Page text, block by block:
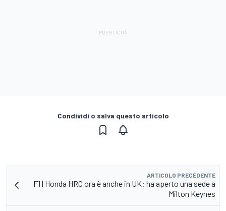
Condividi o salva questo articolo
ARTICOLO PRECEDENTE
F1 | Honda HRC ora è anche in UK: ha aperto una sede a
Milton Keynes